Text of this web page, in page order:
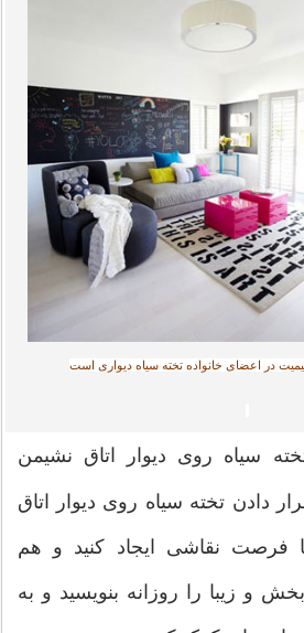
در اعضای خانواده تخته سیاه دیواری است
سیاه روی دیوار اتاق نشیمن
دادن تخته سیاه روی دیوار اتاق
فرصت نقاشی ایجاد کنید و هم
و زیبا را روزانه بنویسید و به